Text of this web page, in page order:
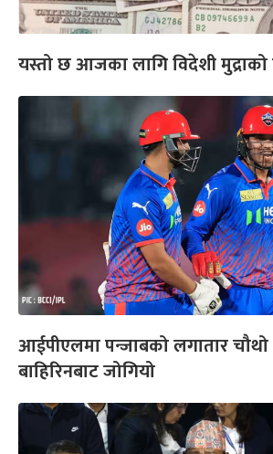
यस्तो छ आजका लागि विदेशी मुद्राको
आईपीएलमा पन्जाबको लगातार चौथो
बाहिरिनबाट जोगियो